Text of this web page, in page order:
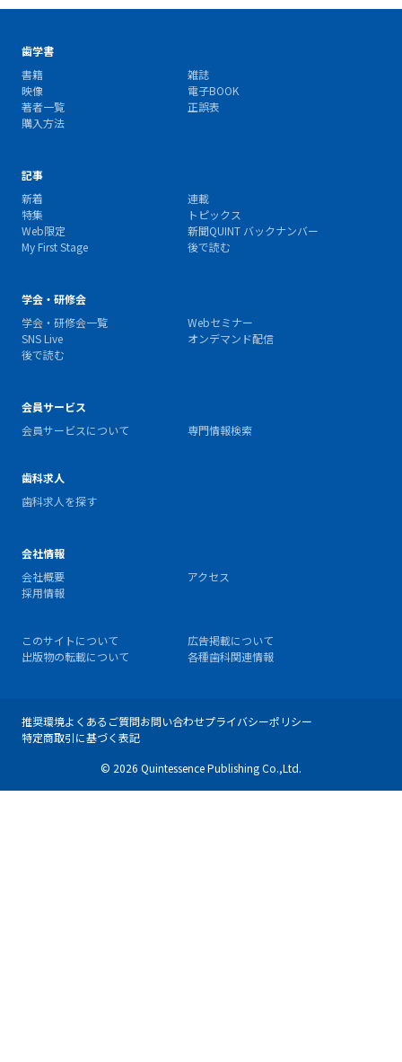
歯学書
書籍
雑誌
映像
電子BOOK
著者一覧
正誤表
購入方法
記事
新着
連載
特集
トピックス
Web限定
新聞QUINT バックナンバー
My First Stage
後で読む
学会・研修会
学会・研修会一覧
Webセミナー
SNS Live
オンデマンド配信
後で読む
会員サービス
会員サービスについて
専門情報検索
歯科求人
歯科求人を探す
会社情報
会社概要
アクセス
採用情報
このサイトについて
広告掲載について
出版物の転載について
各種歯科関連情報
推奨環境よくあるご質問お問い合わせプライバシーポリシー
特定商取引に基づく表記
© 2026 Quintessence Publishing Co.,Ltd.